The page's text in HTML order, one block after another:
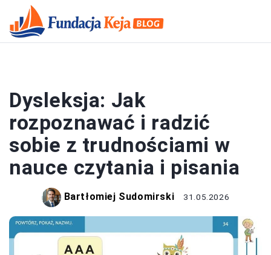
Dysleksja: Jak
rozpoznawać i radzić
sobie z trudnościami w
nauce czytania i pisania
Bartłomiej Sudomirski 31.05.2026